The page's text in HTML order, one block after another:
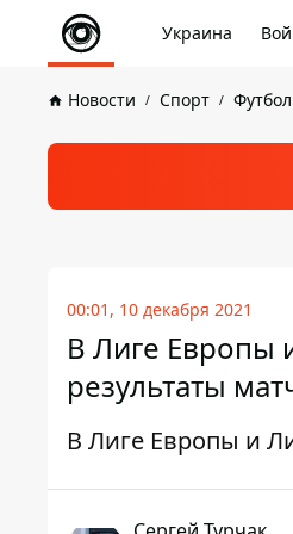
Украина
Новости Спорт Футбол
00:01, 10 декабря 2021
В Лиге Европы
результаты
В Лиге Европы и